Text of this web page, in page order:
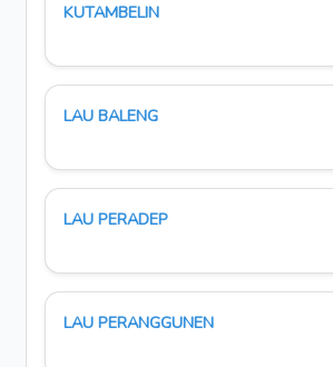
KUTAMBELIN
LAU BALENG
LAU PERADEP
LAU PERANGGUNEN